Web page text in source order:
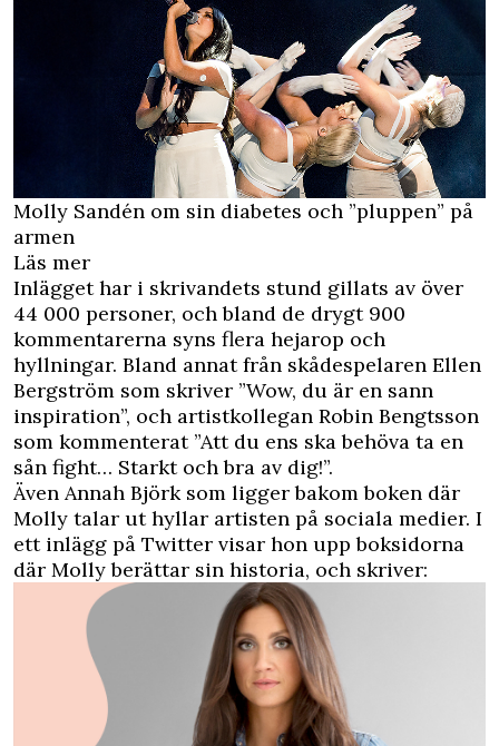
Molly Sandén om sin diabetes och ”pluppen” på
armen
Läs mer
Inlägget har i skrivandets stund gillats av över
44 000 personer, och bland de drygt 900
kommentarerna syns flera hejarop och
hyllningar. Bland annat från skådespelaren Ellen
Bergström som skriver ”Wow, du är en sann
inspiration”, och artistkollegan Robin Bengtsson
som kommenterat ”Att du ens ska behöva ta en
sån fight… Starkt och bra av dig!”.
Även Annah Björk som ligger bakom boken där
Molly talar ut hyllar artisten på sociala medier. I
ett inlägg på Twitter visar hon upp boksidorna
där Molly berättar sin historia, och skriver: